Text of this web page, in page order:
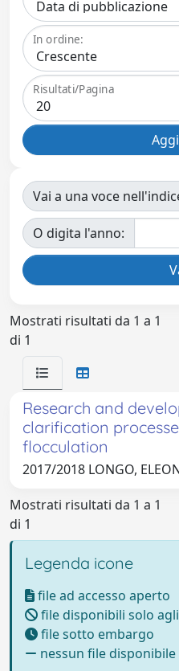
In ordine:
Risultati/Pagina
Vai a una voce
O digita l'anno:
Mostrati risultati da 1 a 1
di 1
Research and
clarification
flocculation
2017/2018 LONGO,
Mostrati risultati da 1 a 1
di 1
Legenda icone
file ad accesso aperto
file disponibili solo
file sotto embargo
nessun file disponibile